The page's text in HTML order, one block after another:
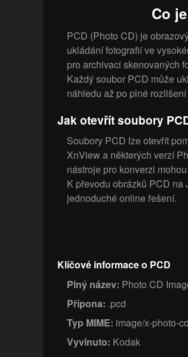
Co
PCD (Photo CD) je
ukládání fotografií ve
pro archivaci skenovaných
Každý soubor PCD může
náhledu až po plné
Jak otevřít soubory
Soubory PCD lze otevřít
XnView a některých verzí
nástroje pro konverzi
K převodu obrázků PCD
jednoduché online řešení.
Klíčové informace o PCD
Plný název: Photo CD
Přípona: .pcd
Typ MIME: image/x-photo-cd
Vyvinuto: Kodak